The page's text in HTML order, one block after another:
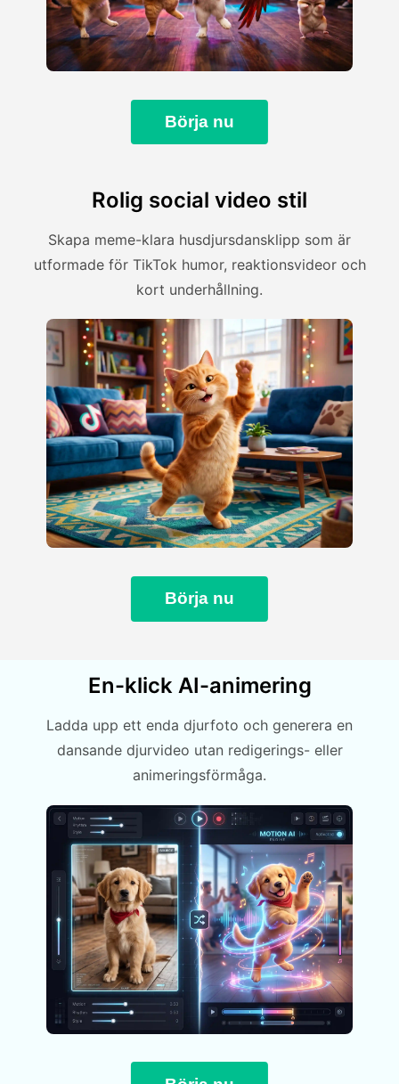
Börja nu
Rolig social video stil
Skapa meme-klara husdjursdansklipp som är
utformade för TikTok humor, reaktionsvideor och
kort underhållning.
Börja nu
En-klick AI-animering
Ladda upp ett enda djurfoto och generera en
dansande djurvideo utan redigerings- eller
animeringsförmåga.